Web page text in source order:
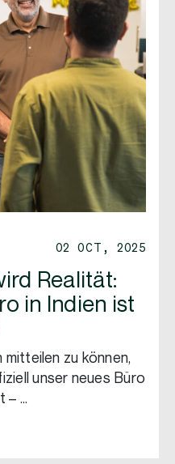
02 OCT, 2025
Realität:
in Indien ist
mitteilen zu können,
unser neues Büro
– …